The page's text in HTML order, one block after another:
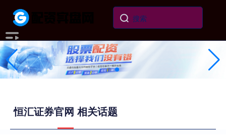
恒汇证券官网 相关话题